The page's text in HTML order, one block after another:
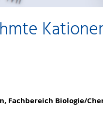
Fachbereich Biologie/